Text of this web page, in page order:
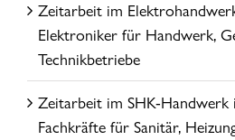
Zeitarbeit im
Elektroniker für Handwerk,
Technikbetriebe
Zeitarbeit im SHK-Handwerk
Fachkräfte für Sanitär,